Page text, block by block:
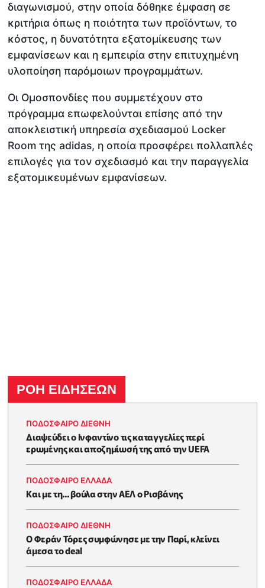
διαγωνισμού, στην οποία δόθηκε έμφαση σε
κριτήρια όπως η ποιότητα των προϊόντων, το
κόστος, η δυνατότητα εξατομίκευσης των
εμφανίσεων και η εμπειρία στην επιτυχημένη
υλοποίηση παρόμοιων προγραμμάτων.
Οι Ομοσπονδίες που συμμετέχουν στο
πρόγραμμα επωφελούνται επίσης από την
αποκλειστική υπηρεσία σχεδιασμού Locker
Room της adidas, η οποία προσφέρει πολλαπλές
επιλογές για τον σχεδιασμό και την παραγγελία
εξατομικευμένων εμφανίσεων.
ΡΟΗ ΕΙΔΗΣΕΩΝ
ΠΟΔΟΣΦΑΙΡΟ ΔΙΕΘΝΗ
Διαψεύδει ο Ινφαντίνο τις καταγγελίες περί
ερωμένης και αποζημίωσή της από την UEFA
ΠΟΔΟΣΦΑΙΡΟ ΕΛΛΑΔΑ
Και με τη... βούλα στην ΑΕΛ ο Ρισβάνης
ΠΟΔΟΣΦΑΙΡΟ ΔΙΕΘΝΗ
Ο Φεράν Τόρες συμφώνησε με την Παρί, κλείνει
άμεσα το deal
ΠΟΔΟΣΦΑΙΡΟ ΕΛΛΑΔΑ